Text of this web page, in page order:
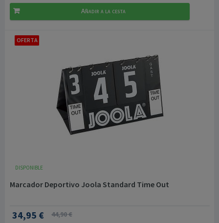
Añadir a la cesta
OFERTA
DISPONIBLE
Marcador Deportivo Joola Standard Time Out
34,95 € 44,90 €